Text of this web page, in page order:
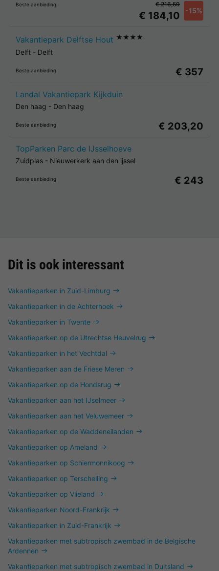
Beste aanbieding
€ 184,10 -15%
€ 216,59
Vakantiepark Delftse Hout ★★★★
Delft - Delft
Beste aanbieding € 357
Landal Vakantiepark Kijkduin
Den haag - Den haag
Beste aanbieding € 203,20
TopParken Parc de IJsselhoeve
Zuidplas - Nieuwerkerk aan den ijssel
Beste aanbieding € 243
Dit is ook interessant
Vakantieparken in Zuid-Limburg
Vakantieparken in de Achterhoek
Vakantieparken in Twente
Vakantieparken op de Utrechtse Heuvelrug
Vakantieparken in het Vechtdal
Vakantieparken aan de Friese Meren
Vakantieparken op de Hondsrug
Vakantieparken aan het IJselmeer
Vakantieparken aan het Veluwemeer
Vakantieparken op de Waddeneilanden
Vakantieparken op Ameland
Vakantieparken op Schiermonnikoog
Vakantieparken op Terschelling
Vakantieparken op Vlieland
Vakantieparken Noord-Frankrijk
Vakantieparken in Zuid-Frankrijk
Vakantieparken met subtropisch zwembad in de Belgische
Ardennen
Vakantieparken met subtropisch zwembad in Duitsland